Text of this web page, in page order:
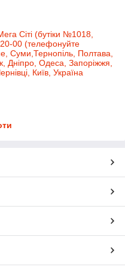
Сіті (бутіки №1018,
00 (телефонуйте
Суми,Тернопіль, Полтава,
Дніпро, Одеса, Запоріжжя,
Київ, Україна